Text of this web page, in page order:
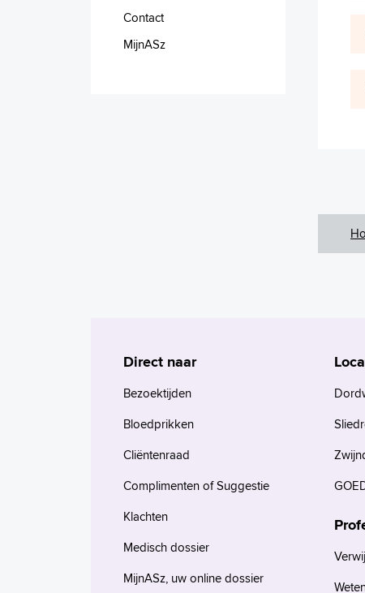
Contact
MijnASz
Direct naar
Bezoektijden
Bloedprikken
Cliëntenraad
Complimenten of Suggestie
Klachten
Medisch dossier
MijnASz, uw online dossier